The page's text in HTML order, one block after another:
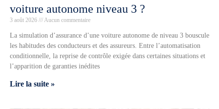
voiture autonome niveau 3 ?
3 août 2026 Aucun commentaire
La simulation d’assurance d’une voiture autonome de niveau 3 bouscule
les habitudes des conducteurs et des assureurs. Entre l’automatisation
conditionnelle, la reprise de contrôle exigée dans certaines situations et
l’apparition de garanties inédites
Lire la suite »